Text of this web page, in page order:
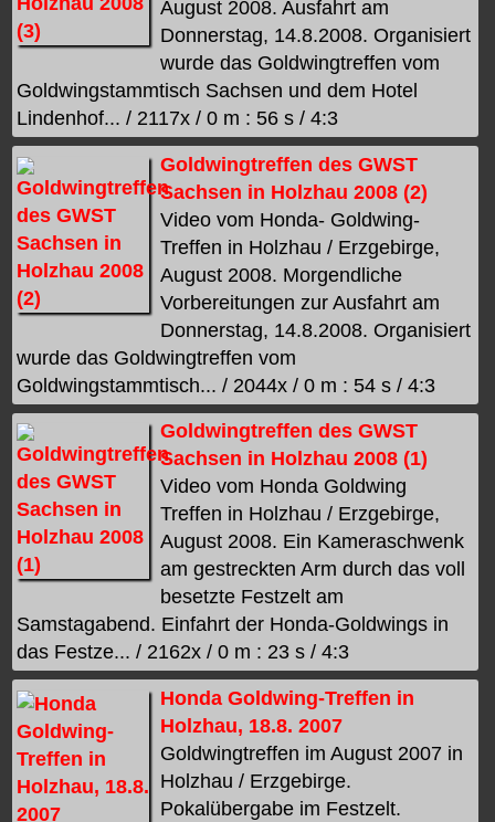
August 2008. Ausfahrt am
Donnerstag, 14.8.2008. Organisiert
wurde das Goldwingtreffen vom
Goldwingstammtisch Sachsen und dem Hotel
Lindenhof... / 2117x / 0 m : 56 s / 4:3
Goldwingtreffen des GWST
Sachsen in Holzhau 2008 (2)
Video vom Honda- Goldwing-
Treffen in Holzhau / Erzgebirge,
August 2008. Morgendliche
Vorbereitungen zur Ausfahrt am
Donnerstag, 14.8.2008. Organisiert
wurde das Goldwingtreffen vom
Goldwingstammtisch... / 2044x / 0 m : 54 s / 4:3
Goldwingtreffen des GWST
Sachsen in Holzhau 2008 (1)
Video vom Honda Goldwing
Treffen in Holzhau / Erzgebirge,
August 2008. Ein Kameraschwenk
am gestreckten Arm durch das voll
besetzte Festzelt am
Samstagabend. Einfahrt der Honda-Goldwings in
das Festze... / 2162x / 0 m : 23 s / 4:3
Honda Goldwing-Treffen in
Holzhau, 18.8. 2007
Goldwingtreffen im August 2007 in
Holzhau / Erzgebirge.
Pokalübergabe im Festzelt.